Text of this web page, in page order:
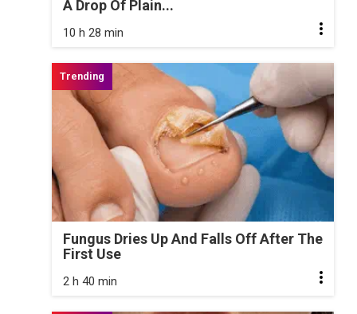
A Drop Of Plain...
10 h 28 min
Fungus Dries Up And Falls Off After The
First Use
2 h 40 min